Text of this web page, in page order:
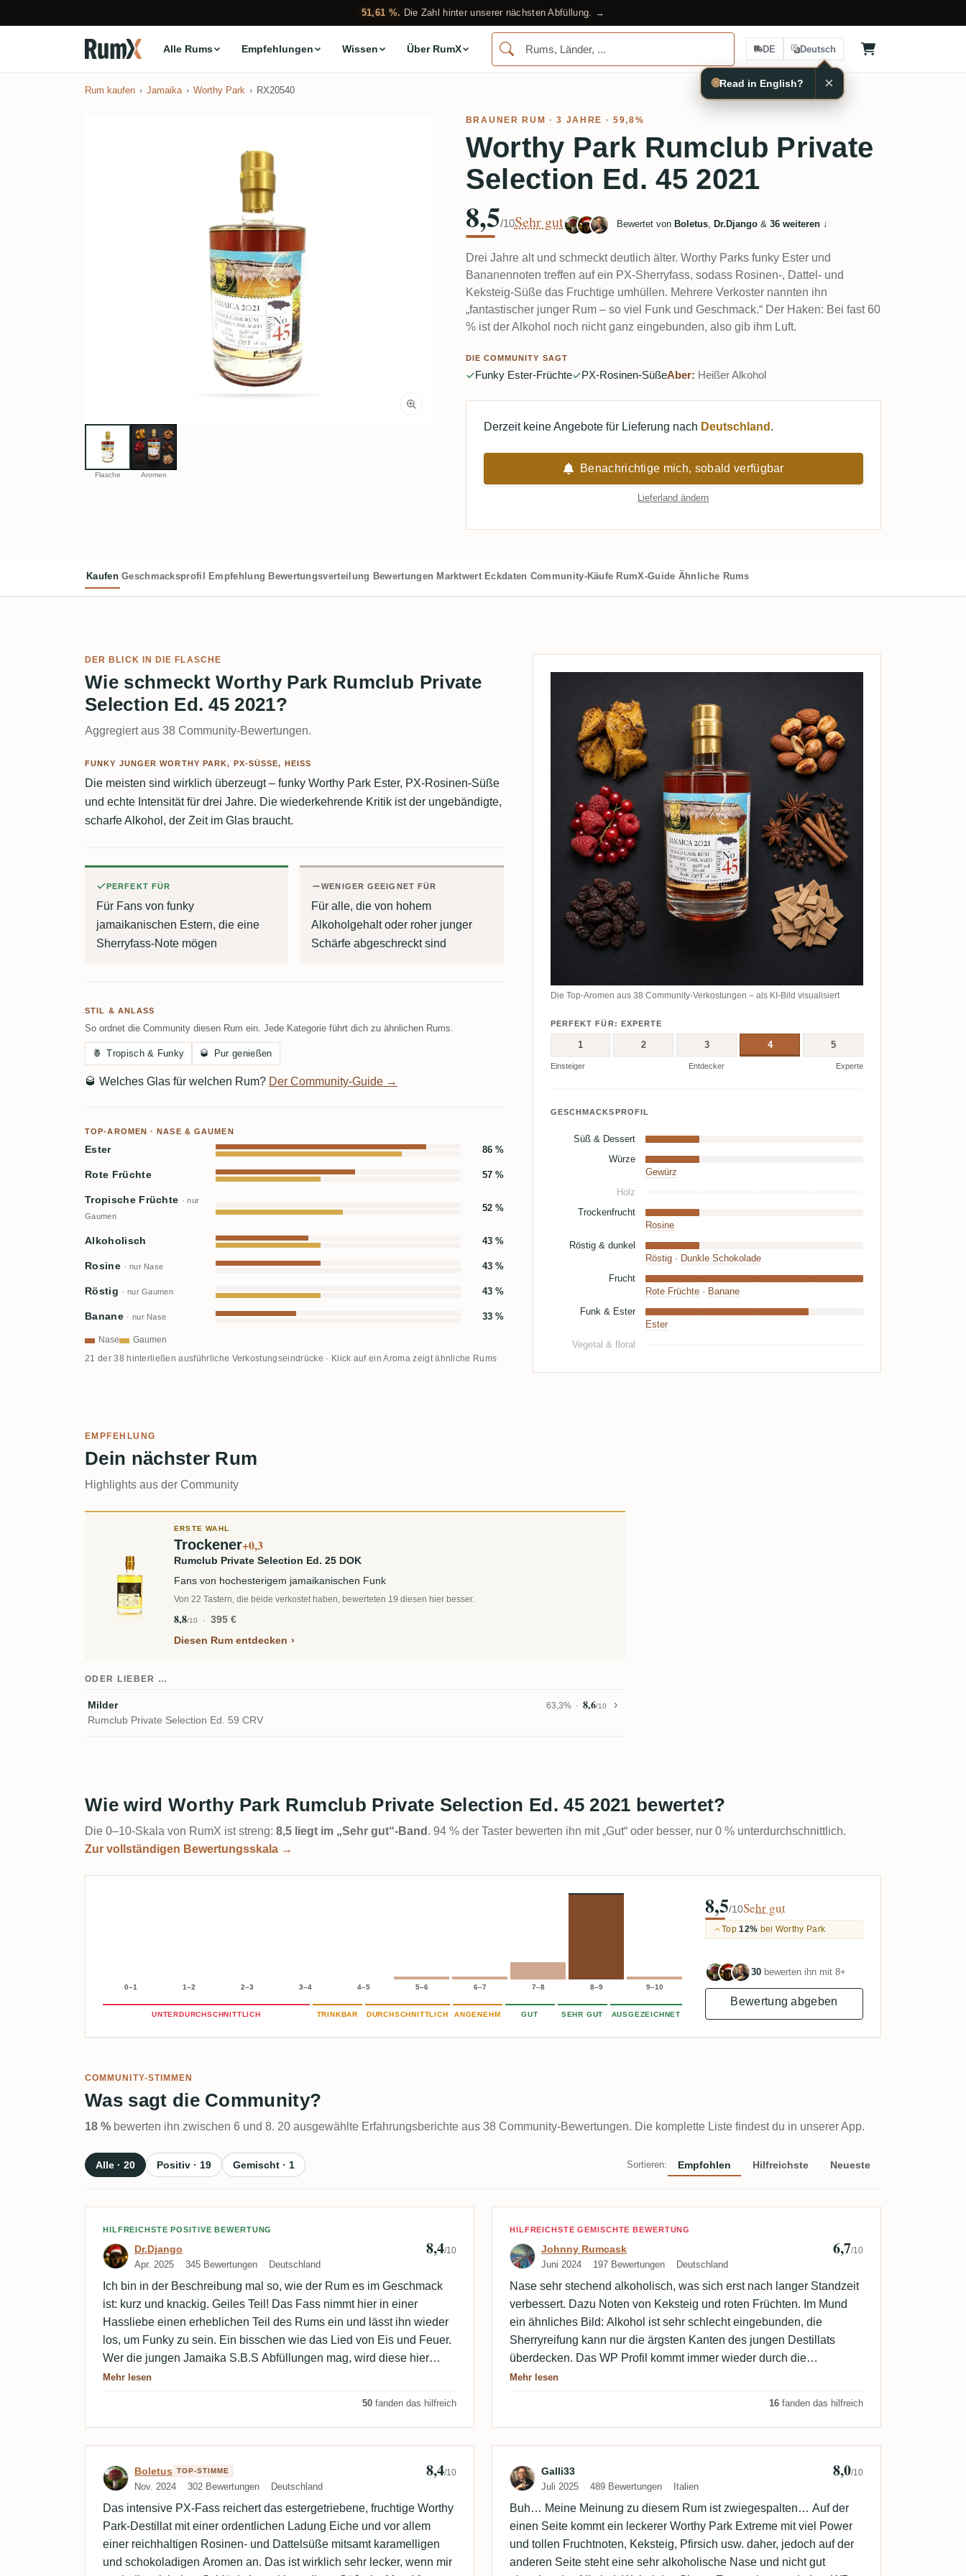
51,61 %. Die Zahl hinter unserer nächsten Abfüllung. →
Alle Rums Empfehlungen Wissen Über RumX DE Deutsch
Rum kaufen Jamaika Worthy Park RX20540
Flasche Aromen
BRAUNER RUM · 3 JAHRE · 59,8%
Worthy Park Rumclub Private
Selection Ed. 45 2021
8,5/10Sehr gut Bewertet von Boletus, Dr.Django& 36 weiteren↓
Drei Jahre alt und schmeckt deutlich älter. Worthy Parks funky Ester und
Bananennoten treffen auf ein PX-Sherryfass, sodass Rosinen-, Dattel- und
Keksteig-Süße das Fruchtige umhüllen. Mehrere Verkoster nannten ihn
„fantastischer junger Rum – so viel Funk und Geschmack.“ Der Haken: Bei fast 60
% ist der Alkohol noch nicht ganz eingebunden, also gib ihm Luft.
DIE COMMUNITY SAGT
Funky Ester-Früchte PX-Rosinen-SüßeAber: Heißer Alkohol
Derzeit keine Angebote für Lieferung nach Deutschland .
Benachrichtige mich, sobald verfügbar
Lieferland ändern
Kaufen Geschmacksprofil Empfehlung Bewertungsverteilung Bewertungen Marktwert Eckdaten Community-Käufe RumX-Guide Ähnliche Rums
DER BLICK IN DIE FLASCHE
Wie schmeckt Worthy Park Rumclub Private
Selection Ed. 45 2021?
Aggregiert aus 38 Community-Bewertungen.
FUNKY JUNGER WORTHY PARK, PX-SÜSSE, HEISS
Die meisten sind wirklich überzeugt – funky Worthy Park Ester, PX-Rosinen-Süße
und echte Intensität für drei Jahre. Die wiederkehrende Kritik ist der ungebändigte,
scharfe Alkohol, der Zeit im Glas braucht.
PERFEKT FÜR
Für Fans von funky
jamaikanischen Estern, die eine
Sherryfass-Note mögen
WENIGER GEEIGNET FÜR
Für alle, die von hohem
Alkoholgehalt oder roher junger
Schärfe abgeschreckt sind
STIL & ANLASS
So ordnet die Community diesen Rum ein. Jede Kategorie führt dich zu ähnlichen Rums.
🍍 Tropisch & Funky 🥃 Pur genießen
🥃 Welches Glas für welchen Rum? Der Community-Guide →
TOP-AROMEN · NASE & GAUMEN
Ester 86 %
Rote Früchte 57 %
Tropische Früchte · nur
Gaumen
52 %
Alkoholisch 43 %
Rosine · nur Nase 43 %
Röstig · nur Gaumen 43 %
Banane · nur Nase 33 %
Nase Gaumen
21 der 38 hinterließen ausführliche Verkostungseindrücke · Klick auf ein Aroma zeigt ähnliche Rums
Die Top-Aromen aus 38 Community-Verkostungen – als KI-Bild visualisiert
PERFEKT FÜR: EXPERTE
1 2 3 4 5
Einsteiger Entdecker Experte
GESCHMACKSPROFIL
Süß & Dessert
Würze
Gewürz
Holz
Trockenfrucht
Rosine
Röstig & dunkel
Röstig· Dunkle Schokolade
Frucht
Rote Früchte· Banane
Funk & Ester
Ester
Vegetal & floral
EMPFEHLUNG
Dein nächster Rum
Highlights aus der Community
ERSTE WAHL
Trockener+0,3
Rumclub Private Selection Ed. 25 DOK
Fans von hochesterigem jamaikanischen Funk
Von 22 Tastern, die beide verkostet haben, bewerteten 19 diesen hier besser.
8,8/10
395 €
Diesen Rum entdecken
ODER LIEBER …
Milder 63,3% 8,6/10
Rumclub Private Selection Ed. 59 CRV
Wie wird Worthy Park Rumclub Private Selection Ed. 45 2021 bewertet?
Die 0–10-Skala von RumX ist streng: 8,5 liegt im „Sehr gut“-Band . 94 % der Taster bewerten ihn mit „Gut“ oder besser, nur 0 % unterdurchschnittlich.
Zur vollständigen Bewertungsskala →
0–1 1–2 2–3 3–4 4–5 5–6 6–7 7–8 8–9 9–10
UNTERDURCHSCHNITTLICH TRINKBAR DURCHSCHNITTLICH ANGENEHM GUT SEHR GUT AUSGEZEICHNET
8,5/10Sehr gut
Top12% bei Worthy Park
30 bewerten ihn mit 8+
Bewertung abgeben
COMMUNITY-STIMMEN
Was sagt die Community?
18 % bewerten ihn zwischen 6 und 8. 20 ausgewählte Erfahrungsberichte aus 38 Community-Bewertungen. Die komplette Liste findest du in unserer App.
Alle · 20 Positiv · 19 Gemischt · 1 Sortieren: Empfohlen Hilfreichste Neueste
Bewertung von Dr.Django
HILFREICHSTE POSITIVE BEWERTUNG
Dr.Django
Apr. 2025 345 Bewertungen Deutschland
8,4/10
Ich bin in der Beschreibung mal so, wie der Rum es im Geschmack
ist: kurz und knackig. Geiles Teil! Das Fass nimmt hier in einer
Hassliebe einen erheblichen Teil des Rums ein und lässt ihn wieder
los, um Funky zu sein. Ein bisschen wie das Lied von Eis und Feuer.
Wer die jungen Jamaika S.B.S Abfüllungen mag, wird diese hier
lieben! Das macht einfach Spaß! Danke für das Sample @Alex_K
Mehr lesen
50 fanden das hilfreich
Bewertung von Johnny Rumcask
HILFREICHSTE GEMISCHTE BEWERTUNG
Johnny Rumcask
Juni 2024 197 Bewertungen Deutschland
6,7/10
Nase sehr stechend alkoholisch, was sich erst nach langer Standzeit
verbessert. Dazu Noten von Keksteig und roten Früchten. Im Mund
ein ähnliches Bild: Alkohol ist sehr schlecht eingebunden, die
Sherryreifung kann nur die ärgsten Kanten des jungen Destillats
überdecken. Das WP Profil kommt immer wieder durch die
Sherrynoten (rote Früchte, Rosinen etc.) durch, aber das Ganze ist
Mehr lesen
16 fanden das hilfreich
Bewertung von Boletus
Boletus TOP-STIMME
Nov. 2024 302 Bewertungen Deutschland
8,4/10
Das intensive PX-Fass reichert das estergetriebene, fruchtige Worthy
Park-Destillat mit einer ordentlichen Ladung Eiche und vor allem
einer reichhaltigen Rosinen- und Dattelsüße mitsamt karamelligen
und schokoladigen Aromen an. Das ist wirklich sehr lecker, wenn mir
Bewertung von Galli33
Galli33
Juli 2025 489 Bewertungen Italien
8,0/10
Buh… Meine Meinung zu diesem Rum ist zwiegespalten… Auf der
einen Seite kommt ein leckerer Worthy Park Extreme mit viel Power
und tollen Fruchtnoten, Keksteig, Pfirsich usw. daher, jedoch auf der
anderen Seite steht eine sehr alkoholische Nase und nicht gut
🌐Read in English? ×